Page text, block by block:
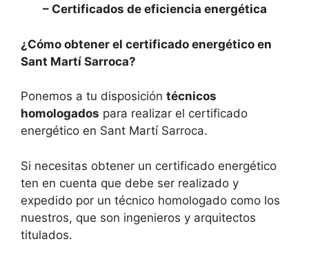
– Certificados de eficiencia energética
¿Cómo obtener el certificado energético en
Sant Martí Sarroca?
Ponemos a tu disposición técnicos
homologados para realizar el certificado
energético en Sant Martí Sarroca.
Si necesitas obtener un certificado energético
ten en cuenta que debe ser realizado y
expedido por un técnico homologado como los
nuestros, que son ingenieros y arquitectos
titulados.